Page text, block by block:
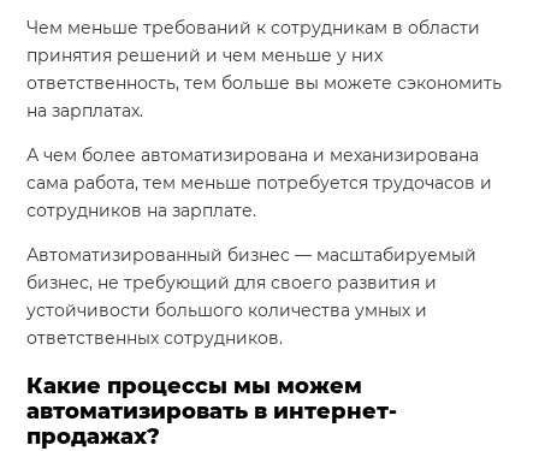
Чем меньше требований к сотрудникам в области
принятия решений и чем меньше у них
ответственность, тем больше вы можете сэкономить
на зарплатах.
А чем более автоматизирована и механизирована
сама работа, тем меньше потребуется трудочасов и
сотрудников на зарплате.
Автоматизированный бизнес — масштабируемый
бизнес, не требующий для своего развития и
устойчивости большого количества умных и
ответственных сотрудников.
Какие процессы мы можем
автоматизировать в интернет-
продажах?